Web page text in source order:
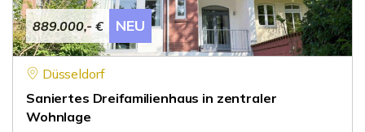
889.000,- € NEU
Düsseldorf
Saniertes Dreifamilienhaus in zentraler
Wohnlage